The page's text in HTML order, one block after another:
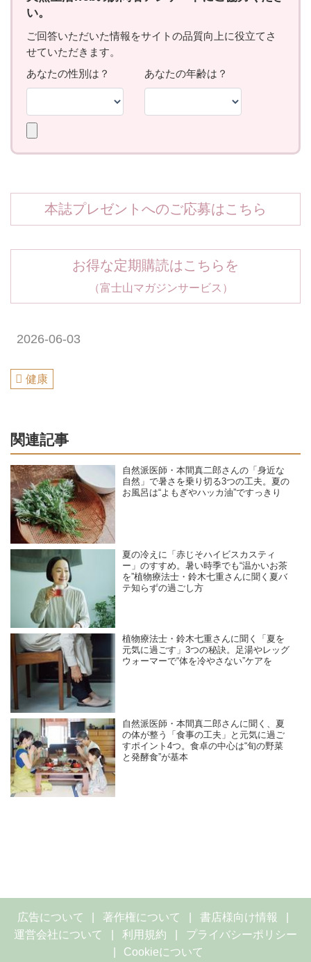
本誌プレゼントへのご応募はこちら
お得な定期購読はこちらを
（富士山マガジンサービス）
2026-06-03
健康
関連記事
自然派医師・本間真二郎さんの「身近な
自然」で暑さを乗り切る3つの工夫。夏の
お風呂は“よもぎやハッカ油”ですっきり
夏の冷えに「赤じそハイビスカスティ
ー」のすすめ。暑い時季でも“温かいお茶
を”植物療法士・鈴木七重さんに聞く夏バ
テ知らずの過ごし方
植物療法士・鈴木七重さんに聞く「夏を
元気に過ごす」3つの秘訣。足湯やレッグ
ウォーマーで“体を冷やさない”ケアを
自然派医師・本間真二郎さんに聞く、夏
の体が整う「食事の工夫」と元気に過ご
すポイント4つ。食卓の中心は“旬の野菜
と発酵食”が基本
広告について 著作権について
書店様向け情報
運営会社について
利用規約
プライバシーポリシー
Cookieについて